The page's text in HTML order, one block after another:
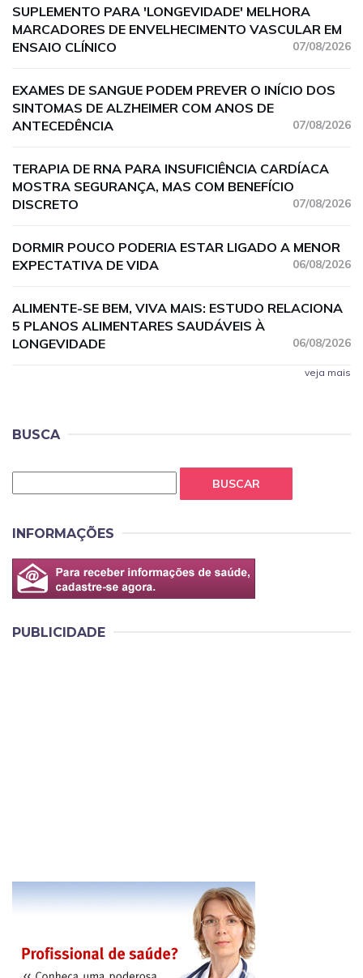
SUPLEMENTO PARA 'LONGEVIDADE' MELHORA
MARCADORES DE ENVELHECIMENTO VASCULAR EM
ENSAIO CLÍNICO
07/08/2026
EXAMES DE SANGUE PODEM PREVER O INÍCIO DOS
SINTOMAS DE ALZHEIMER COM ANOS DE
ANTECEDÊNCIA
07/08/2026
TERAPIA DE RNA PARA INSUFICIÊNCIA CARDÍACA
MOSTRA SEGURANÇA, MAS COM BENEFÍCIO
DISCRETO
07/08/2026
DORMIR POUCO PODERIA ESTAR LIGADO A MENOR
EXPECTATIVA DE VIDA
06/08/2026
ALIMENTE-SE BEM, VIVA MAIS: ESTUDO RELACIONA
5 PLANOS ALIMENTARES SAUDÁVEIS À
LONGEVIDADE
06/08/2026
veja mais
BUSCA
BUSCAR
INFORMAÇÕES
PUBLICIDADE